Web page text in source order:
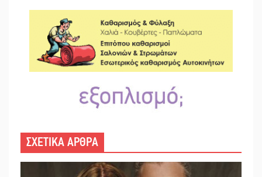
ΣΧΕΤΙΚΑ ΑΡΘΡΑ